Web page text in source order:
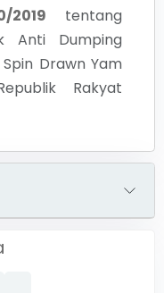
2019
tentang
Anti Dumping
Drawn Yam
Rakyat